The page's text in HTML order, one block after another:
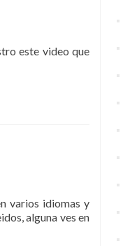
este video que
varios idiomas y
alguna ves en